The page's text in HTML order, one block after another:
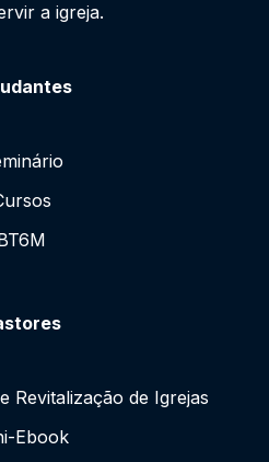
a igreja.
Revitalização de Igrejas
Ebook